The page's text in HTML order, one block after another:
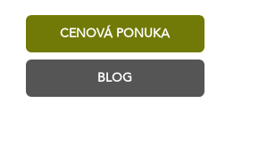
CENOVÁ PONUKA
BLOG